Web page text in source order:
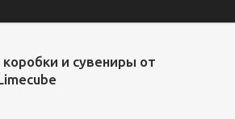
и сувениры от